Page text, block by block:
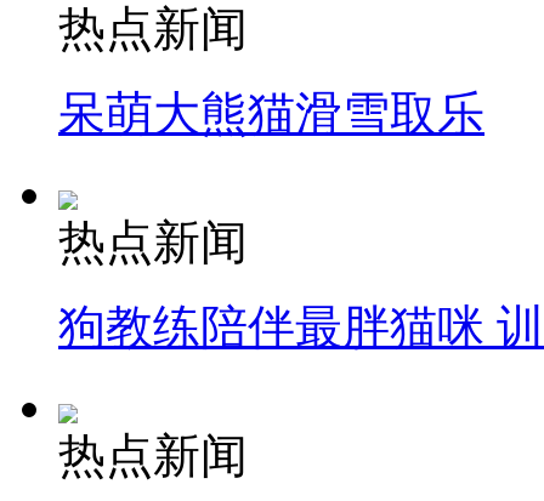
热点新闻
呆萌大熊猫滑雪取乐
热点新闻
狗教练陪伴最胖猫咪
热点新闻